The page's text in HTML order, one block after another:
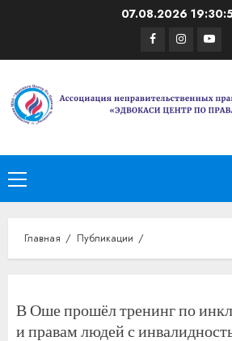
07.08.2026
Facebook
Instagram
Основное
меню
Главная Публикации
В Оше прошёл тренинг по
и правам людей с